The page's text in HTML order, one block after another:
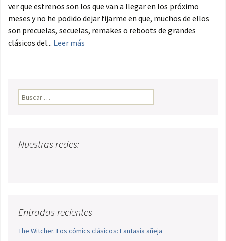
ver que estrenos son los que van a llegar en los próximo
meses y no he podido dejar fijarme en que, muchos de ellos
son precuelas, secuelas, remakes o reboots de grandes
clásicos del... Leer más
Buscar:
Nuestras redes:
Entradas recientes
The Witcher. Los cómics clásicos: Fantasía añeja